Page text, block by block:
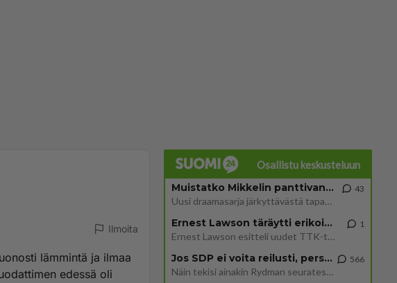
Ilmoita
lämmintä ja ilmaa
edessä oli
Osallistu keskusteluun
Muistatko Mikkelin panttivankidraaman?
Uusi draamasarja järkyttävästä tapauksesta on tulossa. Tositapahtumiin perustuva sarja ammentaa vuoden 1986 Mikkelin pan
43
Ernest Lawson täräytti erikoisen heiton TTK-lehdistötilaisuudessa: " Onko tässä tarkoituksena...?"
Ernest Lawson esitteli uudet TTK-tähtioppilaat ja opettajat torstaina 6.8. lehdistölle. Tulevalla kaudella on yksi hausk
1
Jos SDP ei voita reilusti, persut kumoavat demokratian Suomesta
Näin tekisi ainakin Rydman seuratessaan idolinsa Trumpin mallia https://www.is.fi/politiikka/art-2000012187244.html
566